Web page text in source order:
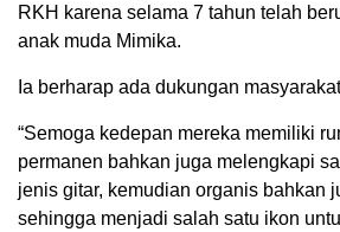
RKH karena selama 7 tahun telah
anak muda Mimika.
Ia berharap ada dukungan
“Semoga kedepan mereka memiliki
permanen bahkan juga melengkapi
jenis gitar, kemudian organis bahkan
sehingga menjadi salah satu ikon